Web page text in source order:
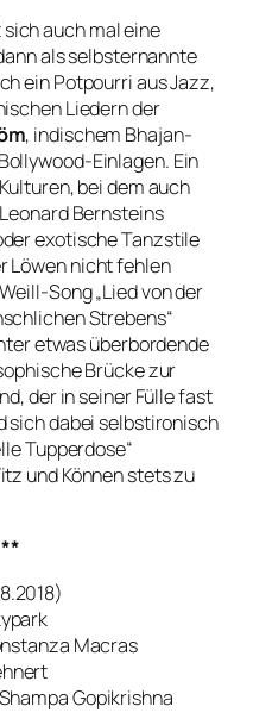
auch mal eine
als selbsternannte
ein Potpourri aus Jazz,
Liedern der
, indischem Bhajan-
Einlagen. Ein
bei dem auch
Bernsteins
exotische Tanzstile
Löwennicht fehlen
Song„Lied von der
Strebens“
etwas überbordende
Brücke zur
der in seiner Fülle fast
sich dabei selbstironisch
Tupperdose“
und Können stets zu
Macras
Gopikrishna